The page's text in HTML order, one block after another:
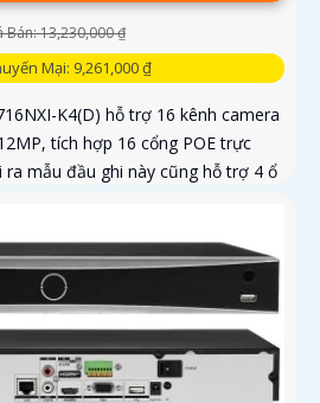
Bán: 13,230,000 ₫
Mại: 9,261,000 ₫
K4(D) hỗ trợ 16 kênh camera
tích hợp 16 cổng POE trực
mẫu đầu ghi này cũng hỗ trợ 4 ổ
phát hiện người/phương tiện